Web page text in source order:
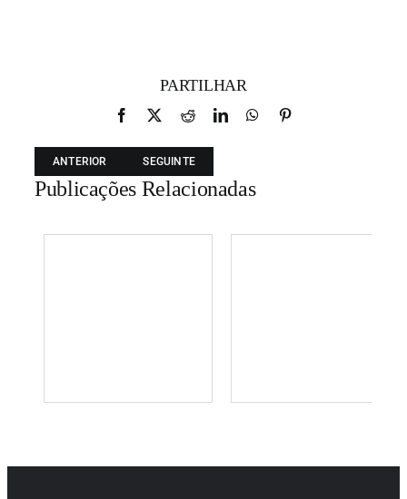
PARTILHAR
Facebook RedditLinkedInWhatsAppPinterest
ANTERIOR SEGUINTE
Publicações Relacionadas